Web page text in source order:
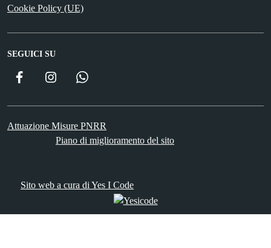
Cookie Policy (UE)
SEGUICI SU
Facebook Instagram
Attuazione Misure PNRR
Piano di miglioramento del sito
Sito web a cura di Yes I Code